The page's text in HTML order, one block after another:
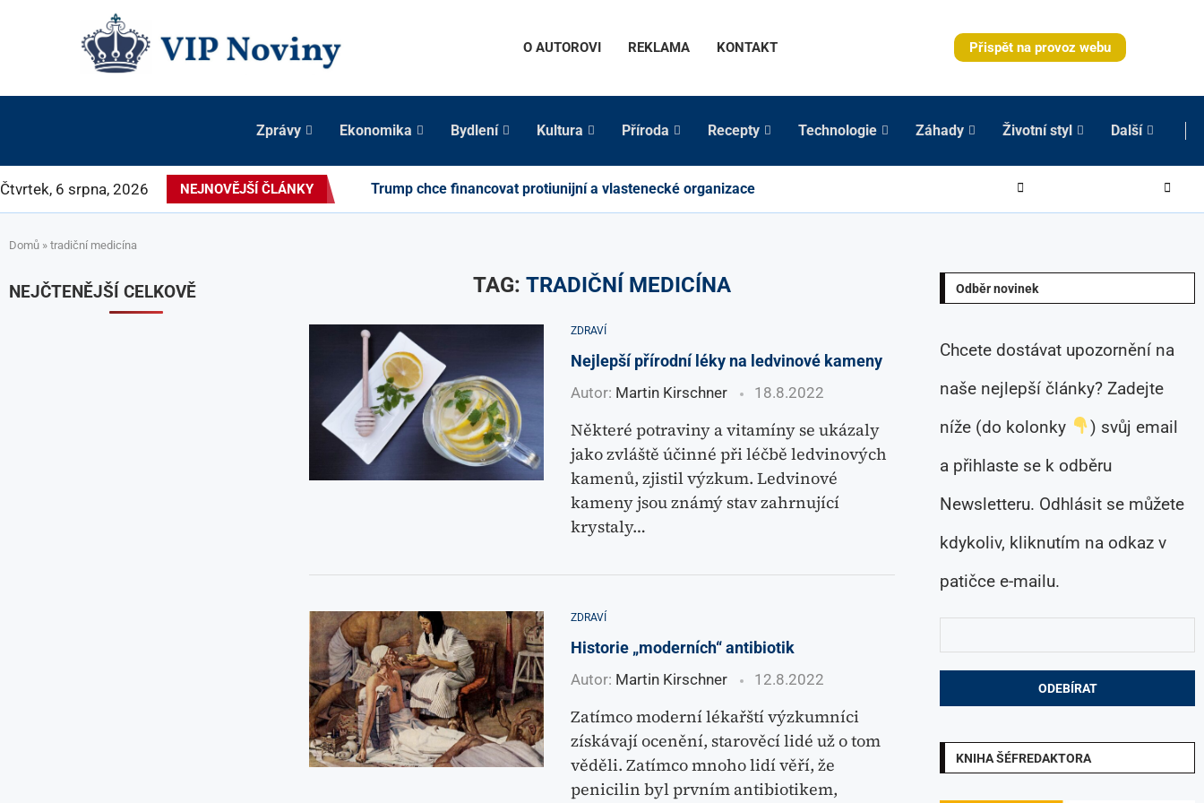
O AUTOROVI REKLAMA KONTAKT Přispět na provoz webu
Zprávy Ekonomika Bydlení Kultura Příroda Recepty Technologie Záhady Životní styl Další
Čtvrtek, 6 srpna, 2026 NEJNOVĚJŠÍ ČLÁNKY Trump chce financovat protiunijní a vlastenecké organizace
Domů » tradiční medicína
TAG: TRADIČNÍ MEDICÍNA
ZDRAVÍ
Nejlepší přírodní léky na ledvinové kameny
Autor: Martin Kirschner 18.8.2022
Některé potraviny a vitamíny se ukázaly
jako zvláště účinné při léčbě ledvinových
kamenů, zjistil výzkum. Ledvinové
kameny jsou známý stav zahrnující
krystaly…
ZDRAVÍ
Historie „moderních“ antibiotik
Autor: Martin Kirschner 12.8.2022
Zatímco moderní lékařští výzkumníci
získávají ocenění, starověcí lidé už o tom
věděli. Zatímco mnoho lidí věří, že
penicilin byl prvním antibiotikem,
Odběr novinek
Chcete dostávat upozornění na
naše nejlepší články? Zadejte
níže (do kolonky
) svůj email
a přihlaste se k odběru
Newsletteru. Odhlásit se můžete
kdykoliv, kliknutím na odkaz v
patičce e-mailu.
KNIHA ŠÉFREDAKTORA
NEJČTENĚJŠÍ CELKOVĚ